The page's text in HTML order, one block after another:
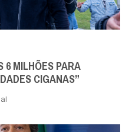
6 MILHÕES PARA
CIGANAS”